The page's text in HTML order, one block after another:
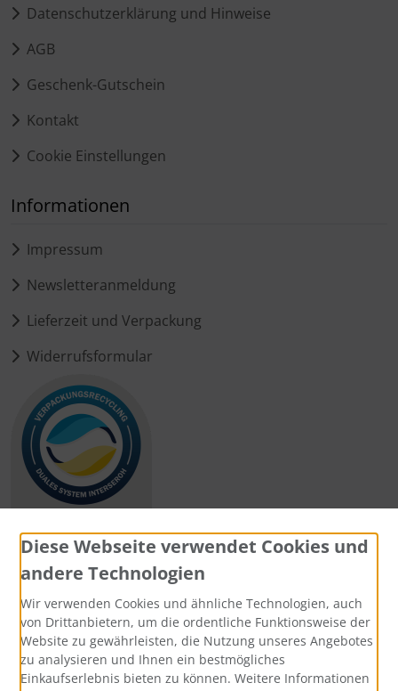
Datenschutzerklärung und Hinweise
AGB
Geschenk-Gutschein
Kontakt
Cookie Einstellungen
Informationen
Impressum
Newsletteranmeldung
Lieferzeit und Verpackung
Widerrufsformular
Zahlungsmethoden
Diese Webseite verwendet Cookies und
andere Technologien
Wir verwenden Cookies und ähnliche Technologien, auch
von Drittanbietern, um die ordentliche Funktionsweise der
Website zu gewährleisten, die Nutzung unseres Angebotes
zu analysieren und Ihnen ein bestmögliches
Einkaufserlebnis bieten zu können. Weitere Informationen